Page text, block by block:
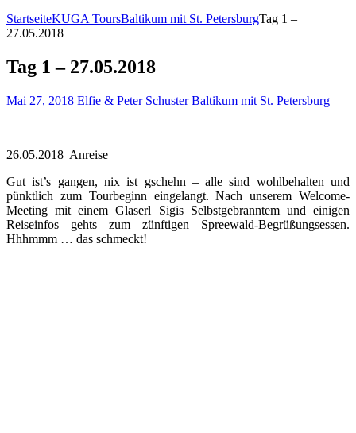
StartseiteKUGA ToursBaltikum mit St. PetersburgTag 1 –
27.05.2018
Tag 1 – 27.05.2018
Mai 27, 2018 Elfie & Peter Schuster Baltikum mit St. Petersburg
26.05.2018 Anreise
Gut ist’s gangen, nix ist gschehn – alle sind wohlbehalten und
pünktlich zum Tourbeginn eingelangt. Nach unserem Welcome-
Meeting mit einem Glaserl Sigis Selbstgebranntem und einigen
Reiseinfos gehts zum zünftigen Spreewald-Begrüßungsessen.
Hhhmmm … das schmeckt!